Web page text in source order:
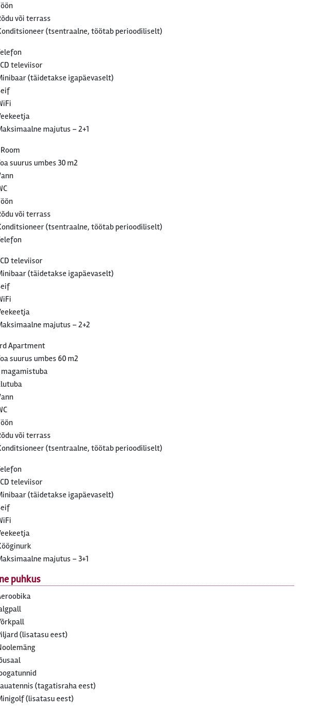
või terrass
(tsentraalne, töötab perioodiliselt)
televiisor
(täidetakse igapäevaselt)
majutus – 2+1
suurus umbes 30 m2
või terrass
(tsentraalne, töötab perioodiliselt)
televiisor
(täidetakse igapäevaselt)
majutus – 2+2
Apartment
suurus umbes 60 m2
magamistuba
või terrass
(tsentraalne, töötab perioodiliselt)
televiisor
(täidetakse igapäevaselt)
majutus – 3+1
puhkus
(lisatasu eest)
(tagatisraha eest)
(lisatasu eest)